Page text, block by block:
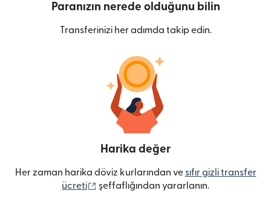
Paranızın nerede olduğunu bilin
Transferinizi her adımda takip edin.
Harika değer
Her zaman harika döviz kurlarından ve sıfır gizli transfer
ücreti
(yeni pencerede açılır)
şeffaflığından yararlanın.